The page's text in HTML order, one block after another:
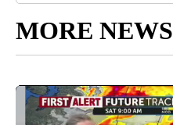
MORE NEWS